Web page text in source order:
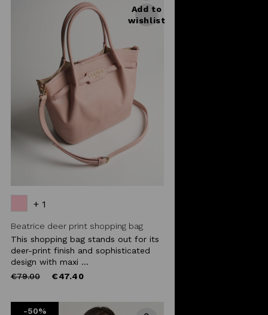
Add to
wishlist
+ 1
Beatrice deer print shopping bag
This shopping bag stands out for its
deer-print finish and sophisticated
design with maxi ...
Price
€79.00to €47.40
-50%